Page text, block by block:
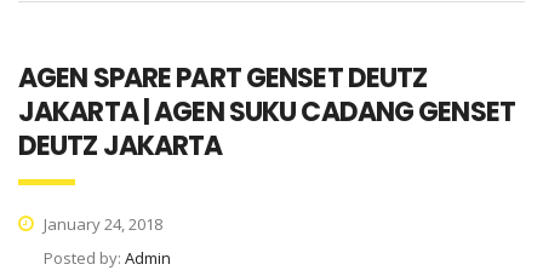
AGEN SPARE PART GENSET DEUTZ
JAKARTA | AGEN SUKU CADANG GENSET
DEUTZ JAKARTA
January 24, 2018
Posted by: Admin